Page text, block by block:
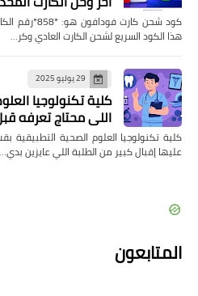
كود شحن كارت
هذا الكود السريع لشحن الكارت العادي وكر…
29 يوليو 2025
كلية تكنولوجيا
اللي محتاج تعرفه
كلية تكنولوجيا العلوم الصحية التطبيقية
عليها إقبال كبير من الطلبة اللي عايزين بدي…
المتابعون